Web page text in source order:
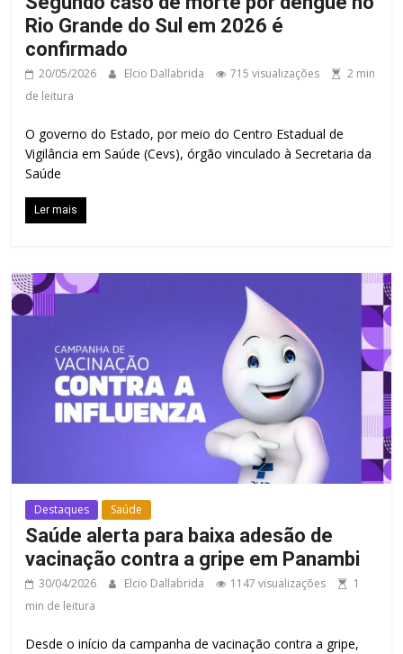
Rio Grande do Sul em 2026 é
confirmado
20/05/2026 Elcio Dallabrida 715 visualizações
2 min
de leitura
O governo do Estado, por meio do Centro Estadual de
Vigilância em Saúde (Cevs), órgão vinculado à Secretaria da
Saúde
Ler mais
Destaques Saúde
Saúde alerta para baixa adesão de
vacinação contra a gripe em Panambi
30/04/2026 Elcio Dallabrida 1147 visualizações
1
min de leitura
Desde o início da campanha de vacinação contra a gripe,